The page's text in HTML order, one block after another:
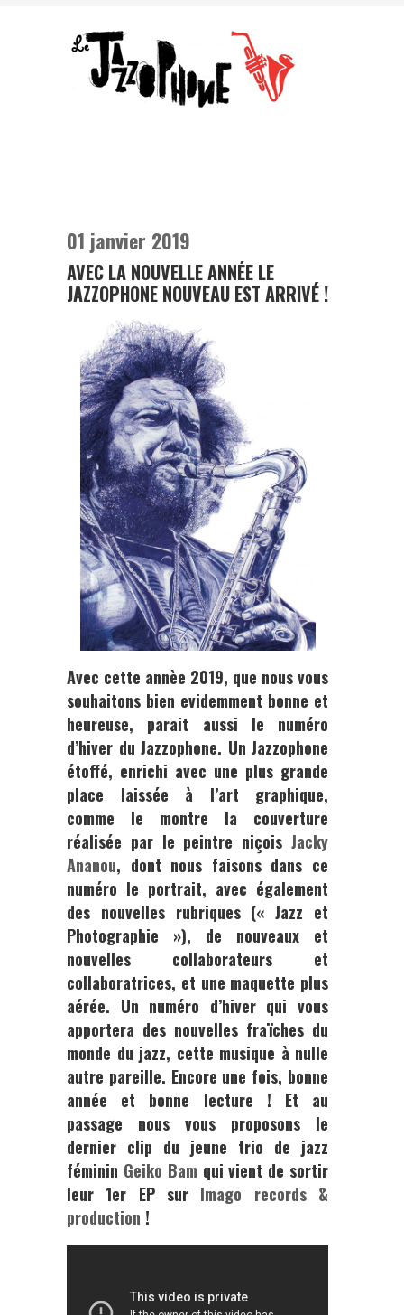
01 janvier 2019
AVEC LA NOUVELLE ANNÉE LE
JAZZOPHONE NOUVEAU EST ARRIVÉ !
Avec cette annèe 2019, que nous vous
souhaitons bien evidemment bonne et
heureuse, parait aussi le numéro
d’hiver du Jazzophone. Un Jazzophone
étoffé, enrichi avec une plus grande
place laissée à l’art graphique,
comme le montre la couverture
réalisée par le peintre niçois Jacky
Ananou, dont nous faisons dans ce
numéro le portrait, avec également
des nouvelles rubriques (« Jazz et
Photographie »), de nouveaux et
nouvelles collaborateurs et
collaboratrices, et une maquette plus
aérée. Un numéro d’hiver qui vous
apportera des nouvelles fraïches du
monde du jazz, cette musique à nulle
autre pareille. Encore une fois, bonne
année et bonne lecture ! Et au
passage nous vous proposons le
dernier clip du jeune trio de jazz
féminin Geiko Bam qui vient de sortir
leur 1er EP sur Imago records &
production !